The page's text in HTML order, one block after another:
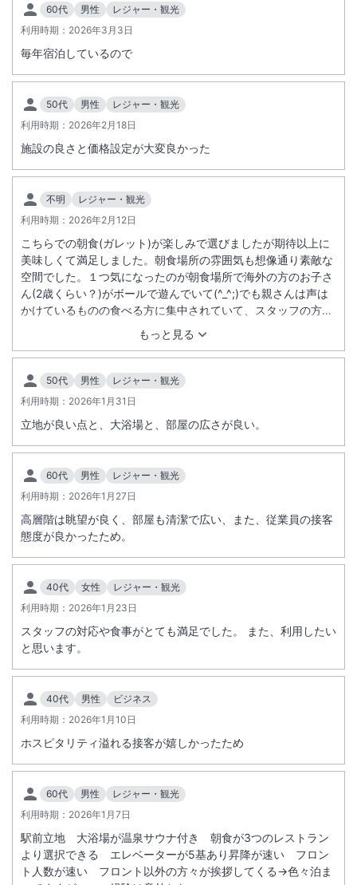
＜夏季営業時間 適用期間＞
2026年7月13日（月）～2026年8月31日（月）
＜期間中の営業時間＞
・仲じま 6：30～10：00 （通常 6：50～10：00）
・TERRA 7：00～10：00 ※変更なし
※2026年9月1日（火）からは、通常通りの営業時間となります。
ソン大会が開催されます。
開催に伴い札幌市内コース周辺、及びホテル周辺で交通規制が敷かれま
開催時間帯(交通規制時間帯)は混雑が予想されますので、予め規制情報
をご確認の上、ご来館・ご出発頂けますようお願い申し上げます。
【ご協力をお願い致します。】
・大会開催中、コース周辺は混雑が予想されます。
市内中心部への車両の乗り入れは極力避け、公共交通機関をご利用下
禁止
されます。迂回路案内板や交通誘導員の誘導に従って、迂回にご協力
下さい。
さい。
レッカー車で移動する場合があります。
・競技中のマラソンコースは車両、自転車、歩行者の通行、横断はでき
ません。
※重要なお知らせです。必ず続きをご確認ください。
60代 男性
レジャー・観光
利用時期： 2026年3月3日
毎年宿泊しているので
50代 男性
レジャー・観光
利用時期： 2026年2月18日
施設の良さと価格設定が大変良かった
不明
レジャー・観光
利用時期： 2026年2月12日
もっと見る
こちらでの朝食(ガレット)が楽しみで選びましたが期待以上に
美味しくて満足しました。朝食場所の雰囲気も想像通り素敵な
空間でした。１つ気になったのが朝食場所で海外の方のお子さ
ん(2歳くらい？)がボールで遊んでいて(^_^;)でも親さんは声は
かけているものの食べる方に集中されていて、スタッフの方が
お相手していました。忙しい中、嫌な顔をせず対応されてる姿
には好感が持てました。またガレット目当てに利用したいと思
いました。
50代 男性
レジャー・観光
利用時期： 2026年1月31日
立地が良い点と、大浴場と、部屋の広さが良い。
60代 男性
レジャー・観光
利用時期： 2026年1月27日
高層階は眺望が良く、部屋も清潔で広い、また、従業員の接客
態度が良かったため。
40代 女性
レジャー・観光
利用時期： 2026年1月23日
スタッフの対応や食事がとても満足でした。 また、利用したい
と思います。
40代 男性
ビジネス
利用時期： 2026年1月10日
ホスピタリティ溢れる接客が嬉しかったため
60代 男性
レジャー・観光
利用時期： 2026年1月7日
駅前立地 大浴場が温泉サウナ付き 朝食が3つのレストラン
より選択できる エレベーターが5基あり昇降が速い フロン
ト人数が速い フロント以外の方々が挨拶してくる→色々泊ま